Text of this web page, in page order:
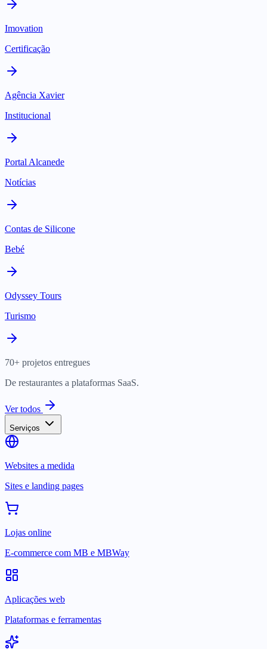
Imovation
Certificação
Agência Xavier
Institucional
Portal Alcanede
Notícias
Contas de Silicone
Bebé
Odyssey Tours
Turismo
70+ projetos entregues
De restaurantes a plataformas SaaS.
Ver todos
Serviços
Websites a medida
Sites e landing pages
Lojas online
E-commerce com MB e MBWay
Aplicações web
Plataformas e ferramentas